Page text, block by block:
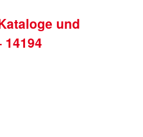
und
14194